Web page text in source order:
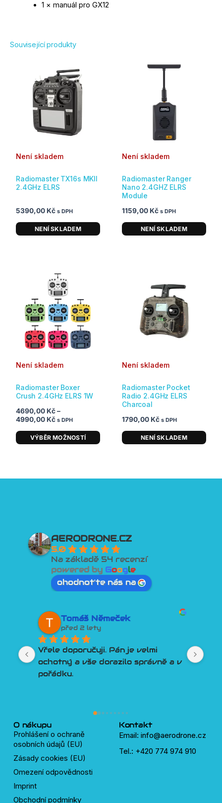
1 × manuál pro GX12
Související produkty
Není skladem
Radiomaster TX16s MKII
2.4GHz ELRS
5390,00 Kč s DPH
NENÍ SKLADEM
Není skladem
Radiomaster Ranger
Nano 2.4GHZ ELRS
Module
1159,00 Kč s DPH
NENÍ SKLADEM
Není skladem
Radiomaster Boxer
Crush 2.4GHz ELRS 1W
4690,00 Kč–
4990,00 Kč
cen:
4690,00 Kč
až
4990,00 Kč
s DPH
VÝBĚR MOŽNOSTÍ
více
variant.
Možnosti
lze
vybrat
na
produktu
Není skladem
Radiomaster Pocket
Radio 2.4GHz ELRS
Charcoal
1790,00 Kč s DPH
NENÍ SKLADEM
AERODRONE.CZ
5.0
Na základě 54 recenzí
powered by Google
ohodnoťte nás na
David Tesař
před 2 lety
Lepší přístup k zákazníkovi si
člověk snad ani nemůže přát.
Poradí, pomůže, vyjde vstříc.
lidí, kteří pomůžou s čímkoliv okolo
dronů.
O nákupu
Prohlášení o ochraně
osobních údajů (EU)
Zásady cookies (EU)
Omezení odpovědnosti
Imprint
Obchodní podmínky
Kontakt
Email: info@aerodrone.cz
Tel.: +420 774 974 910